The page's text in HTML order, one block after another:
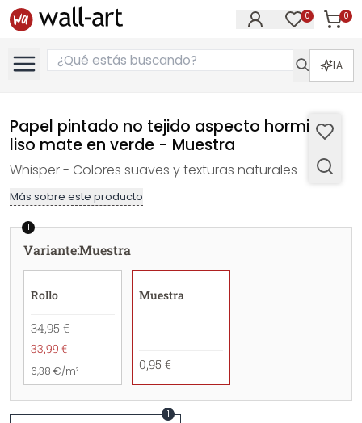
0 0
IA
Papel pintado no tejido aspecto hormigón
liso mate en verde - Muestra
Whisper - Colores suaves y texturas naturales
Más sobre este producto
1
Variante:Muestra
Rollo
34,95 €
33,99 €
6,38 €/m²
Muestra
0,95 €
1